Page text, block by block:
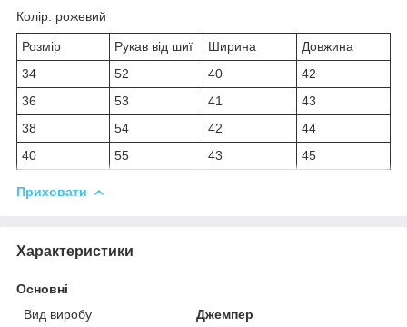
Колір: рожевий
Розмір Рукав від шиї Ширина
Довжина
34
52 40
42
36
53 41
43
38
54 42
44
40
55 43 45
Приховати
Характеристики
Основні
Вид виробу
Джемпер